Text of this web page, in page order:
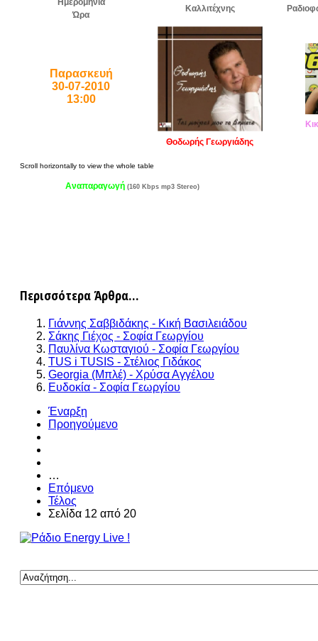
Ημερομηνία
Ώρα
Καλλιτέχνης
Παρασκευή
30-07-2010
13:00
Θοδωρής Γεωργιάδης
Αναπαραγωγή (160 Kbps mp3 Stereo)
Περισσότερα Άρθρα...
Γιάννης Σαββιδάκης - Κική Βασιλειάδου
Σάκης Γιέχος - Σοφία Γεωργίου
Παυλίνα Κωσταγιού - Σοφία Γεωργίου
TUS i TUSIS - Στέλιος Γιδάκος
Georgia (Μπλέ) - Χρύσα Αγγέλου
Ευδοκία - Σοφία Γεωργίου
Έναρξη
Προηγούμενο
…
Επόμενο
Τέλος
Σελίδα 12 από 20